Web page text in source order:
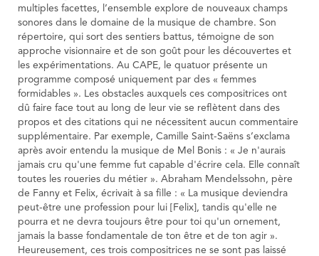
multiples facettes, l’ensemble explore de nouveaux champs
sonores dans le domaine de la musique de chambre. Son
répertoire, qui sort des sentiers battus, témoigne de son
approche visionnaire et de son goût pour les découvertes et
les expérimentations. Au CAPE, le quatuor présente un
programme composé uniquement par des « femmes
formidables ». Les obstacles auxquels ces compositrices ont
dû faire face tout au long de leur vie se reflètent dans des
propos et des citations qui ne nécessitent aucun commentaire
supplémentaire. Par exemple, Camille Saint-Saëns s’exclama
après avoir entendu la musique de Mel Bonis : « Je n'aurais
jamais cru qu'une femme fut capable d'écrire cela. Elle connaît
toutes les roueries du métier ». Abraham Mendelssohn, père
de Fanny et Felix, écrivait à sa fille : « La musique deviendra
peut-être une profession pour lui [Felix], tandis qu'elle ne
pourra et ne devra toujours être pour toi qu'un ornement,
jamais la basse fondamentale de ton être et de ton agir ».
Heureusement, ces trois compositrices ne se sont pas laissé